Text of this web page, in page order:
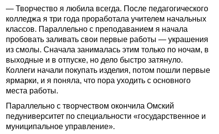
— Творчество я любила всегда. После педагогического
колледжа я три года проработала учителем начальных
классов. Параллельно с преподаванием я начала
пробовать заливать свои первые работы — украшения
из смолы. Сначала занималась этим только по ночам, в
выходные и в отпуске, но дело быстро затянуло.
Коллеги начали покупать изделия, потом пошли первые
ярмарки, и я поняла, что пора уходить с основного
места работы.
Параллельно с творчеством окончила Омский
педуниверситет по специальности «государственное и
муниципальное управление».